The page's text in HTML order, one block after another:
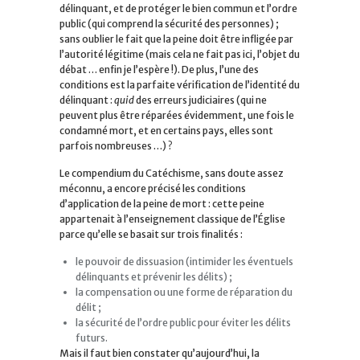
délinquant, et de protéger le bien commun et l’ordre
public (qui comprend la sécurité des personnes) ;
sans oublier le fait que la peine doit être infligée par
l’autorité légitime (mais cela ne fait pas ici, l’objet du
débat … enfin je l’espère !). De plus, l’une des
conditions est la parfaite vérification de l’identité du
délinquant : quiddes erreurs judiciaires (qui ne
peuvent plus être réparées évidemment, une fois le
condamné mort, et en certains pays, elles sont
parfois nombreuses …) ?
Le compendium du Catéchisme, sans doute assez
méconnu, a encore précisé les conditions
d’application de la peine de mort : cette peine
appartenait à l’enseignement classique de l’Église
parce qu’elle se basait sur trois finalités :
le pouvoir de dissuasion (intimider les éventuels
délinquants et prévenir les délits) ;
la compensation ou une forme de réparation du
délit ;
la sécurité de l’ordre public pour éviter les délits
futurs.
Mais il faut bien constater qu’aujourd’hui, la